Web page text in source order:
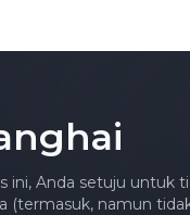
ini, Anda setuju untuk
(termasuk, namun